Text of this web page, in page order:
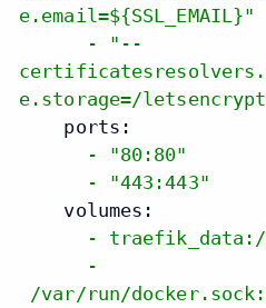
e.email=${SSL_EMAIL}"
-
"--
e.storage=/
ports:
-
"80:80"
-
"443:443"
volumes:
-
-
/var/run/